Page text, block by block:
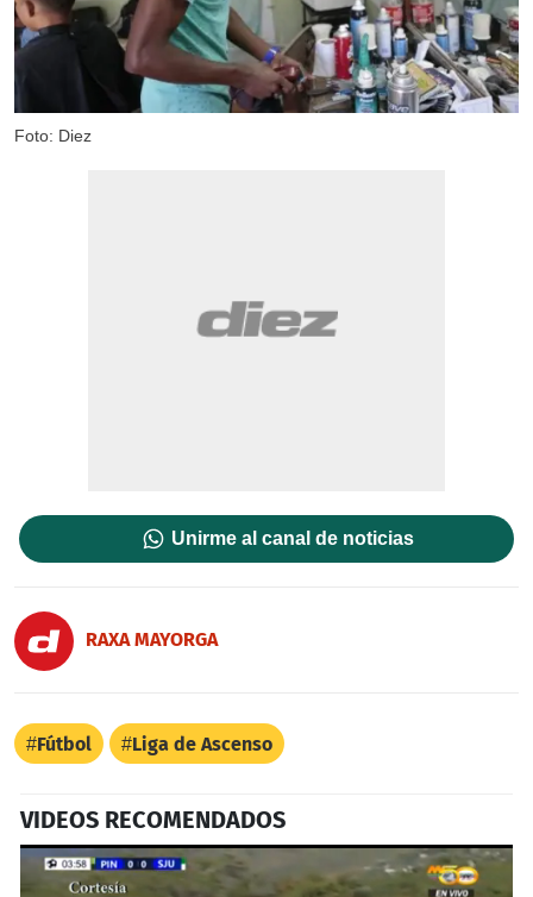
Foto: Diez
Unirme al canal de noticias
RAXA MAYORGA
Fútbol Liga de Ascenso
VIDEOS RECOMENDADOS